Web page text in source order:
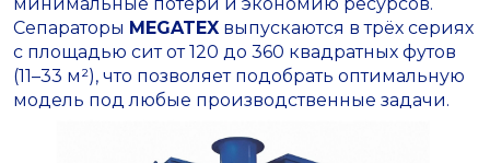
Сепараторы MEGATEX выпускаются в трёх сериях
с площадью сит от 120 до 360 квадратных футов
(11–33 м²), что позволяет подобрать оптимальную
модель под любые производственные задачи.